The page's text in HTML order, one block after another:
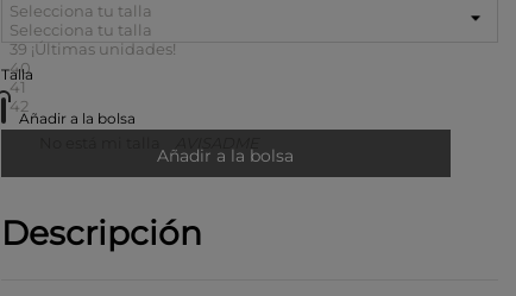
Selecciona tu talla
Selecciona tu talla
39 ¡Últimas unidades!
40
41
42
Talla
Añadir a la bolsa
Añadir a la bolsa
Descripción